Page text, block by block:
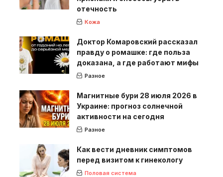
отечность
Кожа
Доктор Комаровский рассказал
правду о ромашке: где польза
доказана, а где работают мифы
Разное
Магнитные бури 28 июля 2026 в
Украине: прогноз солнечной
активности на сегодня
Разное
Как вести дневник симптомов
перед визитом к гинекологу
Половая система